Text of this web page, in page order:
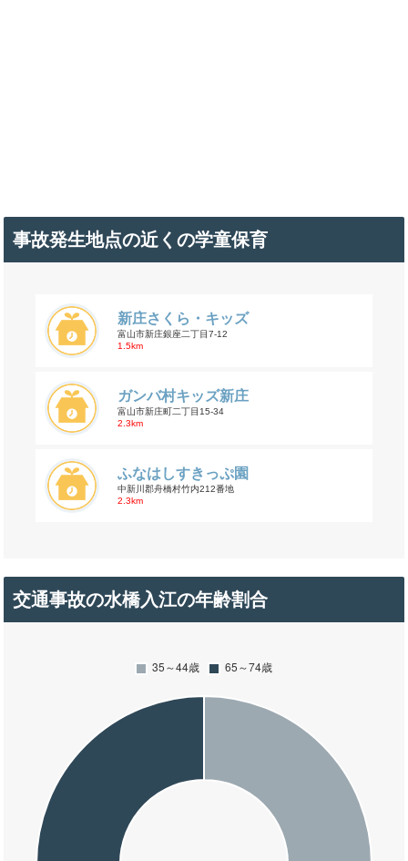
事故発生地点の近くの学童保育
新庄さくら・キッズ
富山市新庄銀座二丁目7-12
1.5km
ガンバ村キッズ新庄
富山市新庄町二丁目15-34
2.3km
ふなはしすきっぷ園
中新川郡舟橋村竹内212番地
2.3km
交通事故の水橋入江の年齢割合